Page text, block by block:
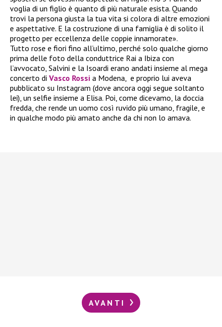
voglia di un figlio è quanto di più naturale esista. Quando
trovi la persona giusta la tua vita si colora di altre emozioni
e aspettative. E la costruzione di una famiglia è di solito il
progetto per eccellenza delle coppie innamorate».
Tutto rose e fiori fino all’ultimo, perché solo qualche giorno
prima delle foto della conduttrice Rai a Ibiza con
l’avvocato, Salvini e la Isoardi erano andati insieme al mega
concerto di Vasco Rossi a Modena, e proprio lui aveva
pubblicato su Instagram (dove ancora oggi segue soltanto
lei), un selfie insieme a Elisa. Poi, come dicevamo, la doccia
fredda, che rende un uomo così ruvido più umano, fragile, e
in qualche modo più amato anche da chi non lo amava.
AVANTI